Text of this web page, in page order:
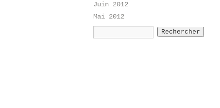
Juin 2012
Mai 2012